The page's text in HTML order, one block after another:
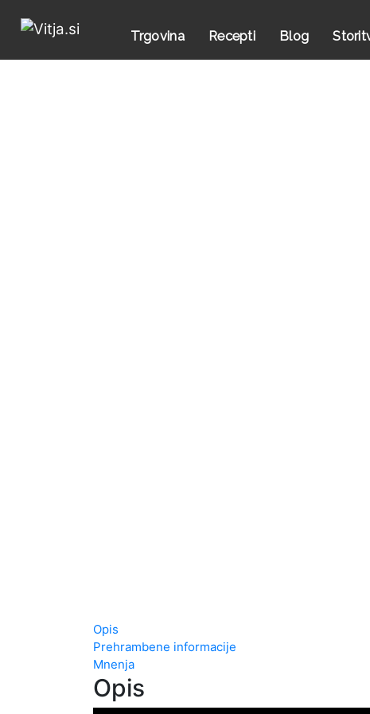
Trgovina Recepti Blog
Opis
Prehrambene informacije
Mnenja
Opis